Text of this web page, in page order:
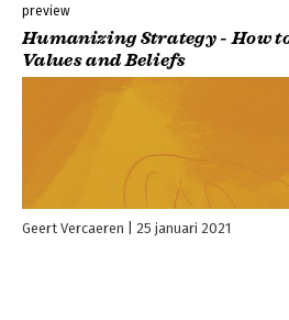
preview
Humanizing Strategy - How
Values and Beliefs
Geert Vercaeren 25 januari 2021